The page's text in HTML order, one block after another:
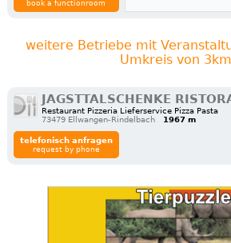
book a functionroom
weitere Betriebe mit
Umkreis von 3km
JAGSTTALSCHENKE
Restaurant Pizzeria Lieferservice Pizza Pasta
73479 Ellwangen-Rindelbach
1967 m
telefonisch anfragen
request by phone